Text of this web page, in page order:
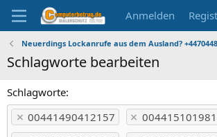
Anmelden
Neuerdings Lockanrufe aus dem Ausland?
Schlagworte bearbeiten
Schlagworte
00441490412157